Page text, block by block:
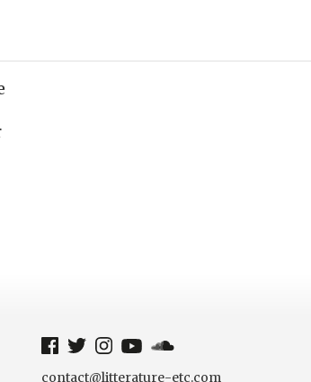
contact@litterature-etc.com